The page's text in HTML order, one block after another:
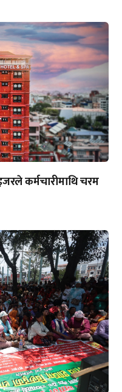
कर्मचारीमाथि चरम